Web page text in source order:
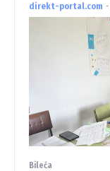
direkt-portal.com -
Bileća